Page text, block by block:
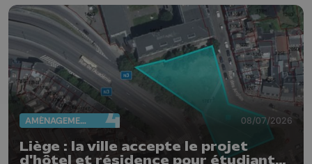
AMÉNAGEMENT DU TERRITOIRE 08/07/2026
Liège : la ville accepte le projet
d'hôtel et résidence pour étudiants